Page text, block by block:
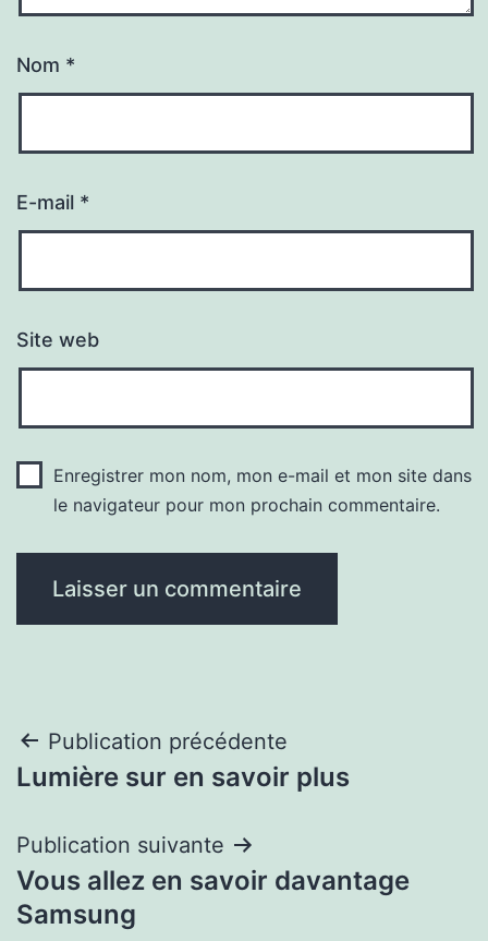
Nom *
E-mail *
Site web
Enregistrer mon nom, mon e-mail et mon site dans
le navigateur pour mon prochain commentaire.
Navigation
de
l’article
Publication précédente
Lumière sur en savoir plus
Publication suivante
Vous allez en savoir davantage
Samsung